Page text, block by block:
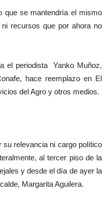
que se mantendría el mismo
recursos que por ahora no
el periodista Yanko Muñoz,
hace reemplazo en El
del Agro y otros medios.
su relevancia ni cargo político
al tercer piso de la
y desde el día de ayer la
Margarita Aguilera.